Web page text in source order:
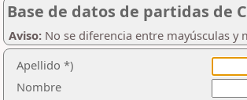
Base de datos de partidas de
Aviso: No se diferencia entre mayúsculas
Apellido *)
Nombre